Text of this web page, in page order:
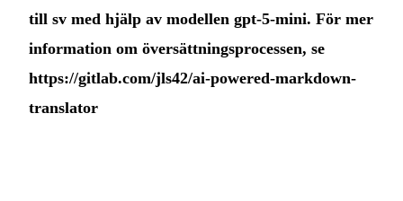
till sv med hjälp av modellen gpt-5-mini. För mer
information om översättningsprocessen, se
https://gitlab.com/jls42/ai-powered-markdown-
translator